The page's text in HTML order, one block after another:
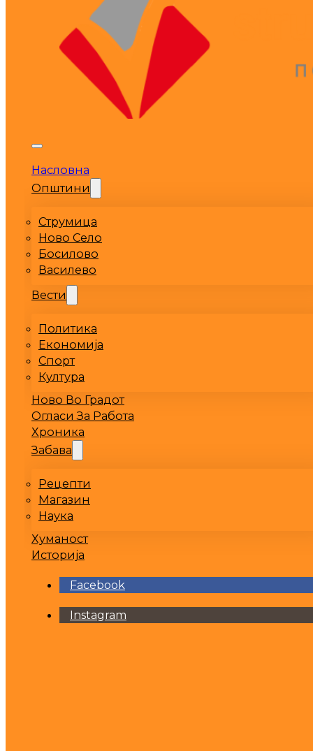
Насловна
Општини
Струмица
Ново Село
Босилово
Василево
Вести
Политика
Економија
Спорт
Култура
Ново Во Градот
Огласи За Работа
Хроника
Забава
Рецепти
Магазин
Наука
Хуманост
Историја
Facebook
Instagram